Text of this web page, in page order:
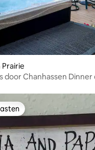
door Chanhassen Dinner